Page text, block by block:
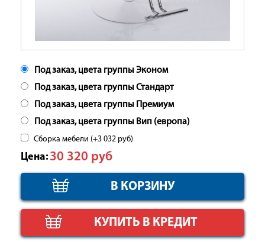
Под заказ, цвета группы Эконом
Под заказ, цвета группы Стандарт
Под заказ, цвета группы Премиум
Под заказ, цвета группы Вип (европа)
Сборка мебели (+3 032 руб)
Цена: 30 320 руб
КУПИТЬ В КРЕДИТ